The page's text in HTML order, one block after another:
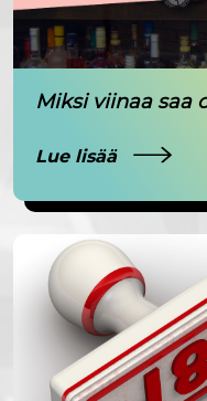
Miksi viinaa saa
Lue lisää